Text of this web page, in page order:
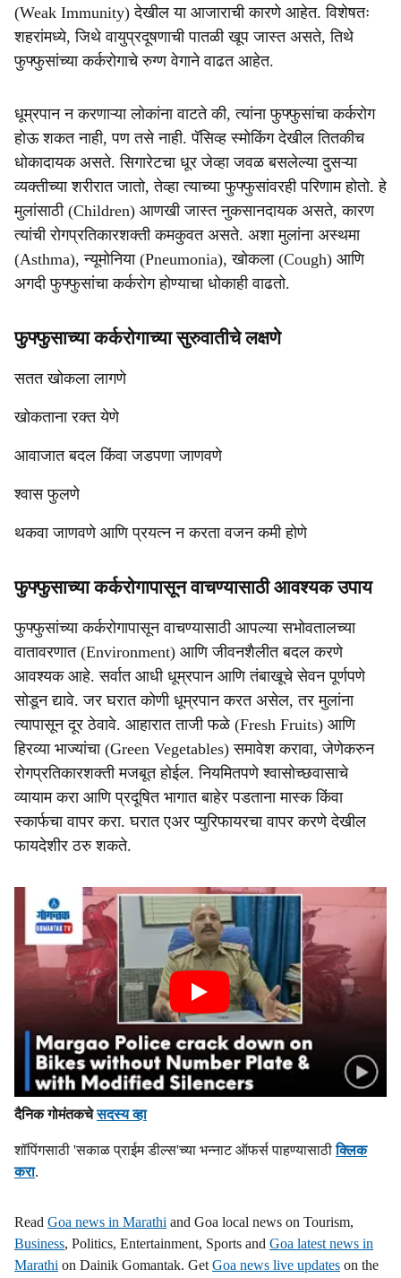
(Weak Immunity) देखील या आजाराची कारणे आहेत. विशेषतः
शहरांमध्ये, जिथे वायुप्रदूषणाची पातळी खूप जास्त असते, तिथे
फुफ्फुसांच्या कर्करोगाचे रुग्ण वेगाने वाढत आहेत.
धूम्रपान न करणाऱ्या लोकांना वाटते की, त्यांना फुफ्फुसांचा कर्करोग
होऊ शकत नाही, पण तसे नाही. पॅसिव्ह स्मोकिंग देखील तितकीच
धोकादायक असते. सिगारेटचा धूर जेव्हा जवळ बसलेल्या दुसऱ्या
व्यक्तीच्या शरीरात जातो, तेव्हा त्याच्या फुफ्फुसांवरही परिणाम होतो. हे
मुलांसाठी (Children) आणखी जास्त नुकसानदायक असते, कारण
त्यांची रोगप्रतिकारशक्ती कमकुवत असते. अशा मुलांना अस्थमा
(Asthma), न्यूमोनिया (Pneumonia), खोकला (Cough) आणि
अगदी फुफ्फुसांचा कर्करोग होण्याचा धोकाही वाढतो.
फुफ्फुसाच्या कर्करोगाच्या सुरुवातीचे लक्षणे
सतत खोकला लागणे
खोकताना रक्त येणे
आवाजात बदल किंवा जडपणा जाणवणे
श्वास फुलणे
थकवा जाणवणे आणि प्रयत्न न करता वजन कमी होणे
फुफ्फुसाच्या कर्करोगापासून वाचण्यासाठी आवश्यक उपाय
फुफ्फुसांच्या कर्करोगापासून वाचण्यासाठी आपल्या सभोवतालच्या
वातावरणात (Environment) आणि जीवनशैलीत बदल करणे
आवश्यक आहे. सर्वात आधी धूम्रपान आणि तंबाखूचे सेवन पूर्णपणे
सोडून द्यावे. जर घरात कोणी धूम्रपान करत असेल, तर मुलांना
त्यापासून दूर ठेवावे. आहारात ताजी फळे (Fresh Fruits) आणि
हिरव्या भाज्यांचा (Green Vegetables) समावेश करावा, जेणेकरुन
रोगप्रतिकारशक्ती मजबूत होईल. नियमितपणे श्वासोच्छवासाचे
व्यायाम करा आणि प्रदूषित भागात बाहेर पडताना मास्क किंवा
स्कार्फचा वापर करा. घरात एअर प्युरिफायरचा वापर करणे देखील
फायदेशीर ठरु शकते.
दैनिक गोमंतकचेसदस्य व्हा
शॉपिंगसाठी 'सकाळ प्राईम डील्स'च्या भन्नाट ऑफर्स पाहण्यासाठीक्लिक
करा.
Read Goa news in Marathi and Goa local news on Tourism,
Business, Politics, Entertainment, Sports and Goa latest news in
Marathi on Dainik Gomantak. Get Goa news live updates on the